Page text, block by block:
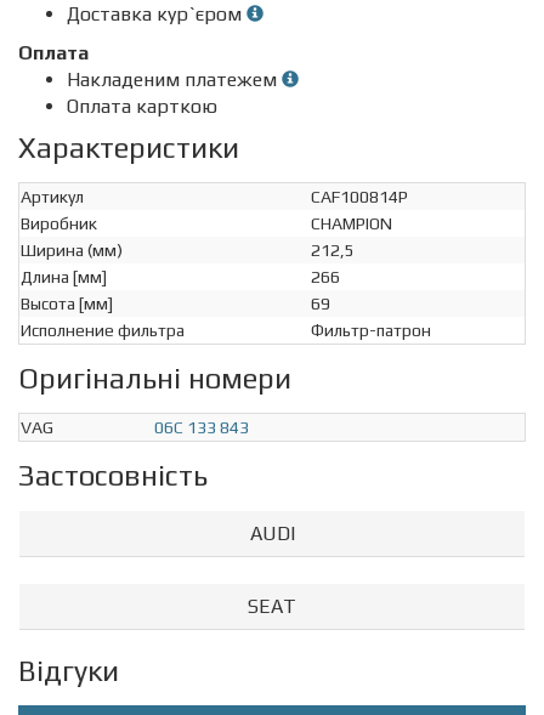
Доставка кур`єром
Оплата
Накладеним платежем
Оплата карткою
Характеристики
Артикул
CAF100814P
Виробник
CHAMPION
Ширина (мм)
212,5
Длина [мм]
266
Высота [мм]
69
Исполнение фильтра
Фильтр-патрон
Оригінальні номери
VAG 06C 133 843
Застосовність
AUDI
SEAT
Відгуки